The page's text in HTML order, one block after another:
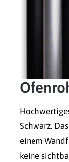
Schwarz.
einem
keine